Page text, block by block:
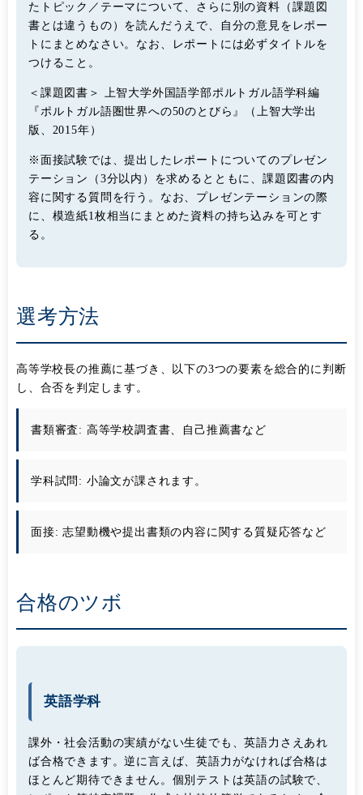
たトピック／テーマについて、さらに別の資料（課題図
書とは違うもの）を読んだうえで、自分の意見をレポー
トにまとめなさい。なお、レポートには必ずタイトルを
つけること。
＜課題図書＞ 上智大学外国語学部ポルトガル語学科編
『ポルトガル語圏世界への50のとびら』（上智大学出
版、2015年）
※面接試験では、提出したレポートについてのプレゼン
テーション（3分以内）を求めるとともに、課題図書の内
容に関する質問を行う。なお、プレゼンテーションの際
に、模造紙1枚相当にまとめた資料の持ち込みを可とす
る。
選考方法
高等学校長の推薦に基づき、以下の3つの要素を総合的に判断
し、合否を判定します。
書類審査: 高等学校調査書、自己推薦書など
学科試問: 小論文が課されます。
面接: 志望動機や提出書類の内容に関する質疑応答など
合格のツボ
英語学科
課外・社会活動の実績がない生徒でも、英語力さえあれ
ば合格できます。逆に言えば、英語力がなければ合格は
ほとんど期待できません。個別テストは英語の試験で、